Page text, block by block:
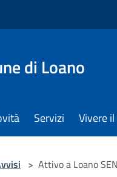
di Loano
Servizi Vivere
> Attivo a Loano